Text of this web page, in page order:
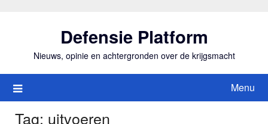
Defensie Platform
Nieuws, opinie en achtergronden over de krijgsmacht
Menu
Tag: uitvoeren